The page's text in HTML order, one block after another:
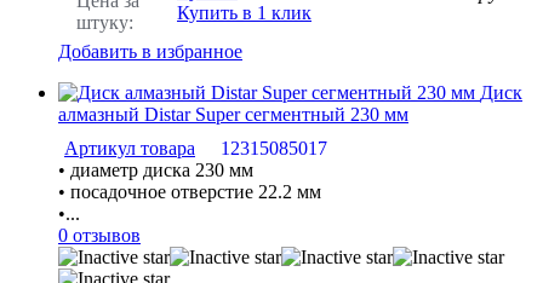
штуку:
Купить в 1 клик
Добавить в избранное
Диск
алмазный Distar Super сегментный 230 мм
Артикул товара
12315085017
• диаметр диска 230 мм
• посадочное отверстие 22.2 мм
•...
0 отзывов